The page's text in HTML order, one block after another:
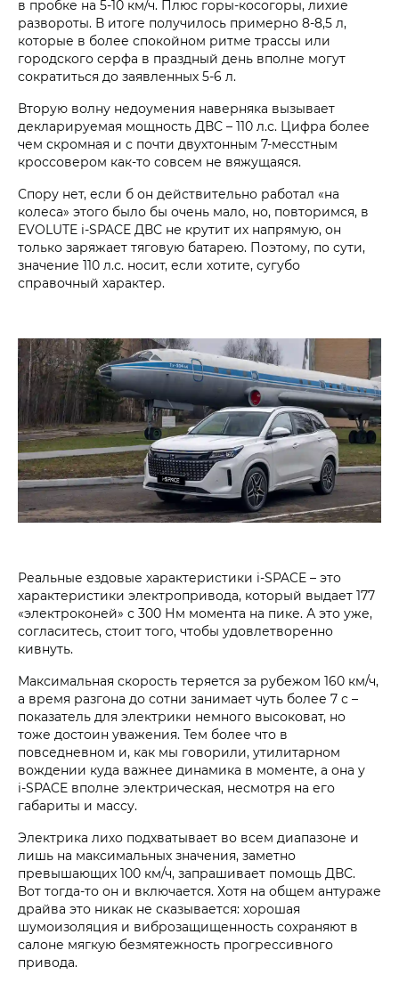
в пробке на 5-10 км/ч. Плюс горы-косогоры, лихие
развороты. В итоге получилось примерно 8-8,5 л,
которые в более спокойном ритме трассы или
городского серфа в праздный день вполне могут
сократиться до заявленных 5-6 л.
Вторую волну недоумения наверняка вызывает
декларируемая мощность ДВС – 110 л.с. Цифра более
чем скромная и с почти двухтонным 7-месстным
кроссовером как-то совсем не вяжущаяся.
Спору нет, если б он действительно работал «на
колеса» этого было бы очень мало, но, повторимся, в
EVOLUTE i‑SPACE ДВС не крутит их напрямую, он
только заряжает тяговую батарею. Поэтому, по сути,
значение 110 л.с. носит, если хотите, сугубо
справочный характер.
Реальные ездовые характеристики i‑SPACE – это
характеристики электропривода, который выдает 177
«электроконей» с 300 Нм момента на пике. А это уже,
согласитесь, стоит того, чтобы удовлетворенно
кивнуть.
Максимальная скорость теряется за рубежом 160 км/ч,
а время разгона до сотни занимает чуть более 7 с –
показатель для электрики немного высоковат, но
тоже достоин уважения. Тем более что в
повседневном и, как мы говорили, утилитарном
вождении куда важнее динамика в моменте, а она у
i‑SPACE вполне электрическая, несмотря на его
габариты и массу.
Электрика лихо подхватывает во всем диапазоне и
лишь на максимальных значения, заметно
превышающих 100 км/ч, запрашивает помощь ДВС.
Вот тогда-то он и включается. Хотя на общем антураже
драйва это никак не сказывается: хорошая
шумоизоляция и виброзащищенность сохраняют в
салоне мягкую безмятежность прогрессивного
привода.